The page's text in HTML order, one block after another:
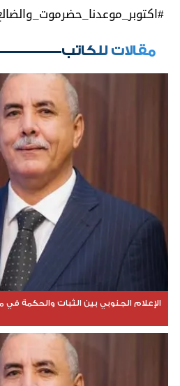
مقالات للكاتب
الإعلام الجنوبي بين الثبات والحكمة في